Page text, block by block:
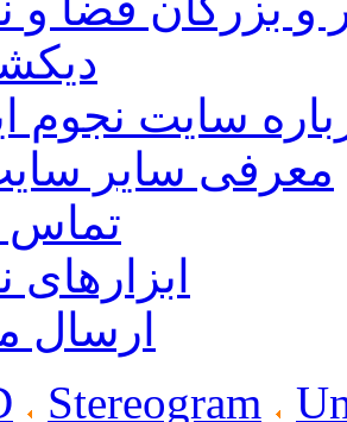
سایت نجوم
معرفی سایر
تماس
ابزارهای
ارسال
Stereogram